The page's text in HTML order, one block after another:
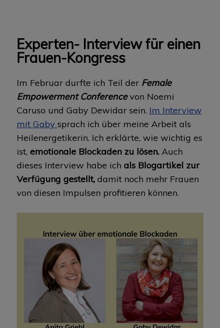
Experten- Interview für einen
Frauen-Kongress
Im Februar durfte ich Teil der Female
Empowerment Conference von Noemi
Caruso und Gaby Dewidar sein. Im Interview
mit Gaby sprach ich über meine Arbeit als
Heilenergetikerin. Ich erklärte, wie wichtig es
ist, emotionale Blockaden zu lösen. Auch
dieses Interview habe ich als Blogartikel zur
Verfügung gestellt, damit noch mehr Frauen
von diesen Impulsen profitieren können.